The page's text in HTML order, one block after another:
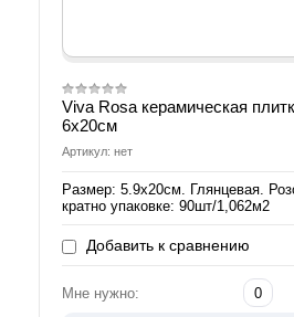
Viva Rosa керамическая
6х20см
Артикул: нет
Размер: 5.9х20см. Глянцевая.
кратно упаковке: 90шт/1,062м2
Добавить к сравнению
Мне нужно: